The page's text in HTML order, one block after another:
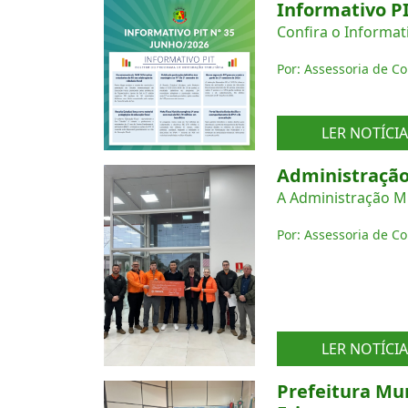
Informativo
Confira o
Por: Assessoria de
LER NOTÍCIA
A Administração
Por: Assessoria de
LER NOTÍCIA
Prefeitura